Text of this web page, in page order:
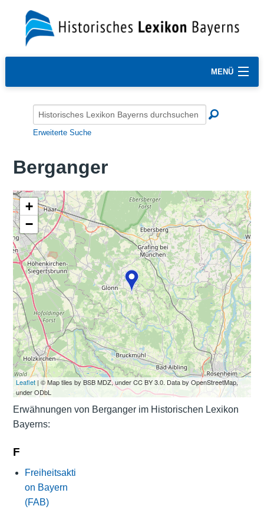
MENÜ
Erweiterte Suche
Berganger
+
−
Leaflet| © Map tiles by BSB MDZ, under CC BY 3.0. Data by OpenStreetMap,
under ODbL
Erwähnungen von Berganger im Historischen Lexikon
Bayerns:
F
Freiheitsakti
on Bayern
(FAB)